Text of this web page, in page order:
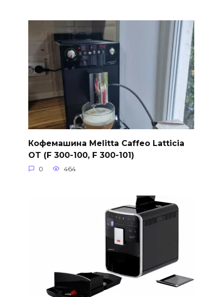
Кофемашина Melitta Caffeo Latticia
OT (F 300-100, F 300-101)
0 464